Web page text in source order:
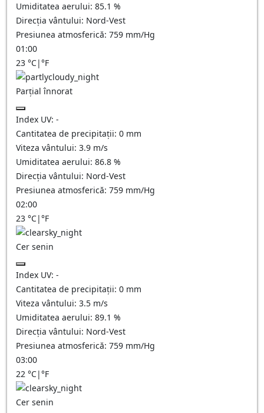
Umiditatea aerului: 85.1 %
Direcția vântului: Nord-Vest
Presiunea atmosferică: 759 mm/Hg
01:00
23 °C|°F
Parțial înnorat
Index UV: -
Cantitatea de precipitații: 0 mm
Viteza vântului: 3.9 m/s
Umiditatea aerului: 86.8 %
Direcția vântului: Nord-Vest
Presiunea atmosferică: 759 mm/Hg
02:00
23 °C|°F
Cer senin
Index UV: -
Cantitatea de precipitații: 0 mm
Viteza vântului: 3.5 m/s
Umiditatea aerului: 89.1 %
Direcția vântului: Nord-Vest
Presiunea atmosferică: 759 mm/Hg
03:00
22 °C|°F
Cer senin